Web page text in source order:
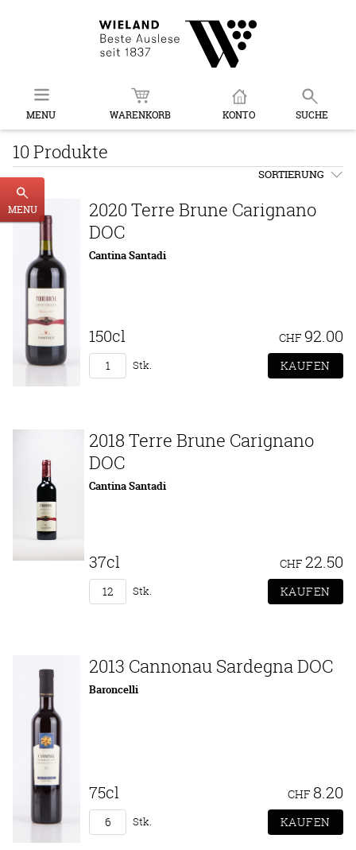
MENU WARENKORB KONTO SUCHE
MENU
10 Produkte
SORTIERUNG
2020 Terre Brune Carignano
DOC
Cantina Santadi
150cl CHF 92.00
Stk.
2018 Terre Brune Carignano
DOC
Cantina Santadi
37cl CHF 22.50
Stk.
2013 Cannonau Sardegna DOC
Baroncelli
75cl CHF 8.20
Stk.